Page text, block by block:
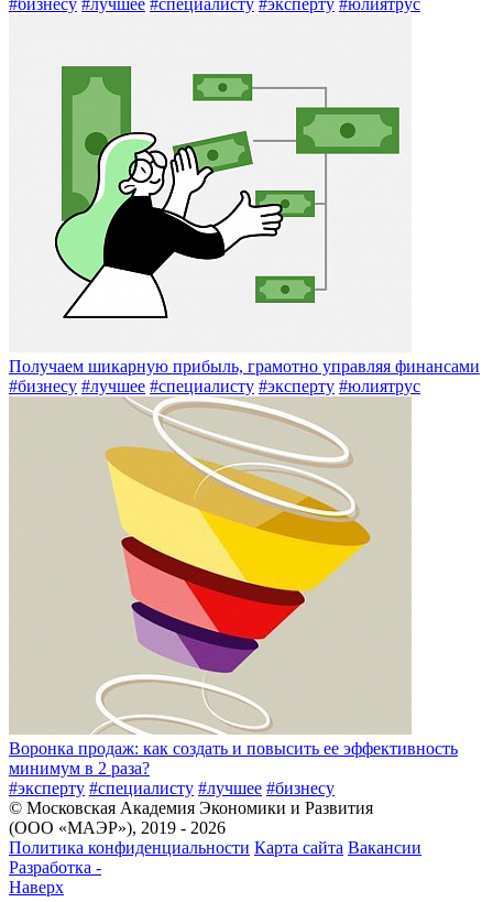
Получаем шикарную прибыль, грамотно управляя финансами
#бизнесу #лучшее #специалисту #эксперту #юлиятрус
Воронка продаж: как создать и повысить ее эффективность
минимум в 2 раза?
#эксперту #специалисту #лучшее #бизнесу
© Московская Академия Экономики и Развития
(ООО «МАЭР»), 2019 - 2026
Политика конфиденциальности Карта сайта Вакансии
Разработка -
Наверх